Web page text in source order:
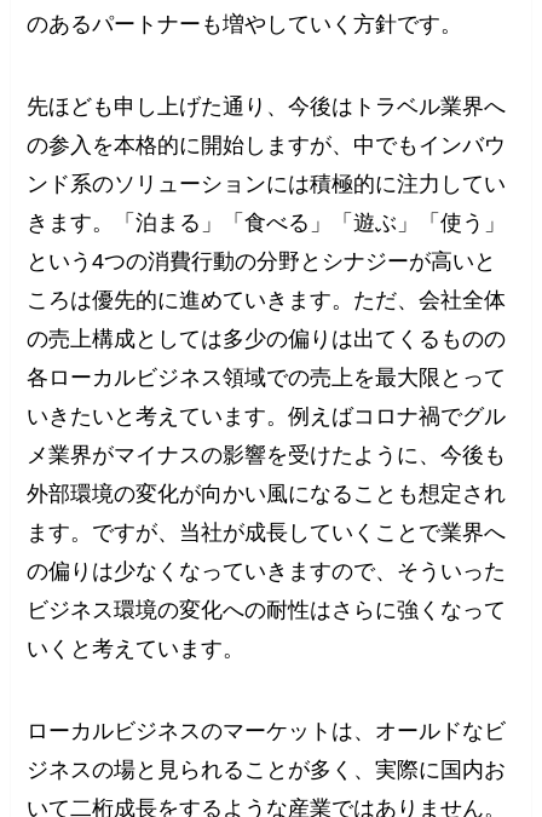
のあるパートナーも増やしていく方針です。
先ほども申し上げた通り、今後はトラベル業界へ
の参入を本格的に開始しますが、中でもインバウ
ンド系のソリューションには積極的に注力してい
きます。「泊まる」「食べる」「遊ぶ」「使う」
という4つの消費行動の分野とシナジーが高いと
ころは優先的に進めていきます。ただ、会社全体
の売上構成としては多少の偏りは出てくるものの
各ローカルビジネス領域での売上を最大限とって
いきたいと考えています。例えばコロナ禍でグル
メ業界がマイナスの影響を受けたように、今後も
外部環境の変化が向かい風になることも想定され
ます。ですが、当社が成長していくことで業界へ
の偏りは少なくなっていきますので、そういった
ビジネス環境の変化への耐性はさらに強くなって
いくと考えています。
ローカルビジネスのマーケットは、オールドなビ
ジネスの場と見られることが多く、実際に国内お
いて二桁成長をするような産業ではありません。